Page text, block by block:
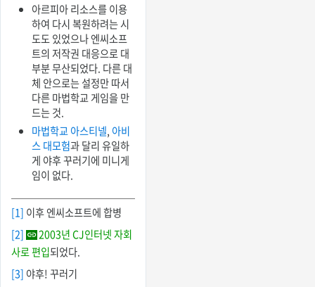
아르피아 리소스를 이용
하여 다시 복원하려는 시
도도 있었으나 엔씨소프
트의 저작권 대응으로 대
부분 무산되었다. 다른 대
체 안으로는 설정만 따서
다른 마법학교 게임을 만
드는 것.
마법학교 아스티넬, 아비
스 대모험과 달리 유일하
게 야후 꾸러기에 미니게
임이 없다.
[1] 이후 엔씨소프트에 합병
[2]
2003년 CJ인터넷 자회
사로 편입되었다.
[3] 야후! 꾸러기